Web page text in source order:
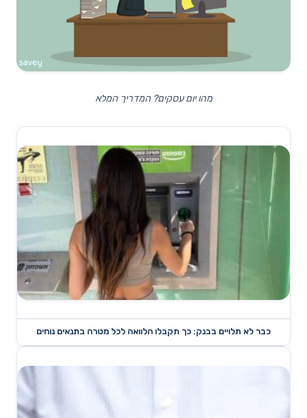
מהו יום עסקים? המדריך המלא
כבר לא תלויים בבנק: כך תקבלו הלוואה לכל מטרה בתנאים נוחים